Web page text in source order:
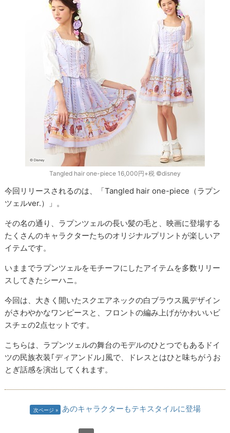
Tangled hair one-piece 16,000円+税 ©disney
今回リリースされるのは、「Tangled hair one-piece（ラプン
ツェルver.）」。
その名の通り、ラプンツェルの長い髪の毛と、映画に登場する
たくさんのキャラクターたちのオリジナルプリントが楽しいア
イテムです。
いままでラプンツェルをモチーフにしたアイテムを多数リリー
スしてきたシーハニ。
今回は、大きく開いたスクエアネックの白ブラウス風デザイン
がさわやかなワンピースと、フロントの編み上げがかわいいビ
スチェの2点セットです。
こちらは、ラプンツェルの舞台のモデルのひとつでもあるドイ
ツの民族衣装｢ディアンドル｣風で、ドレスとはひと味ちがうお
とぎ話感を演出してくれます。
次ページ あのキャラクターもテキスタイルに登場